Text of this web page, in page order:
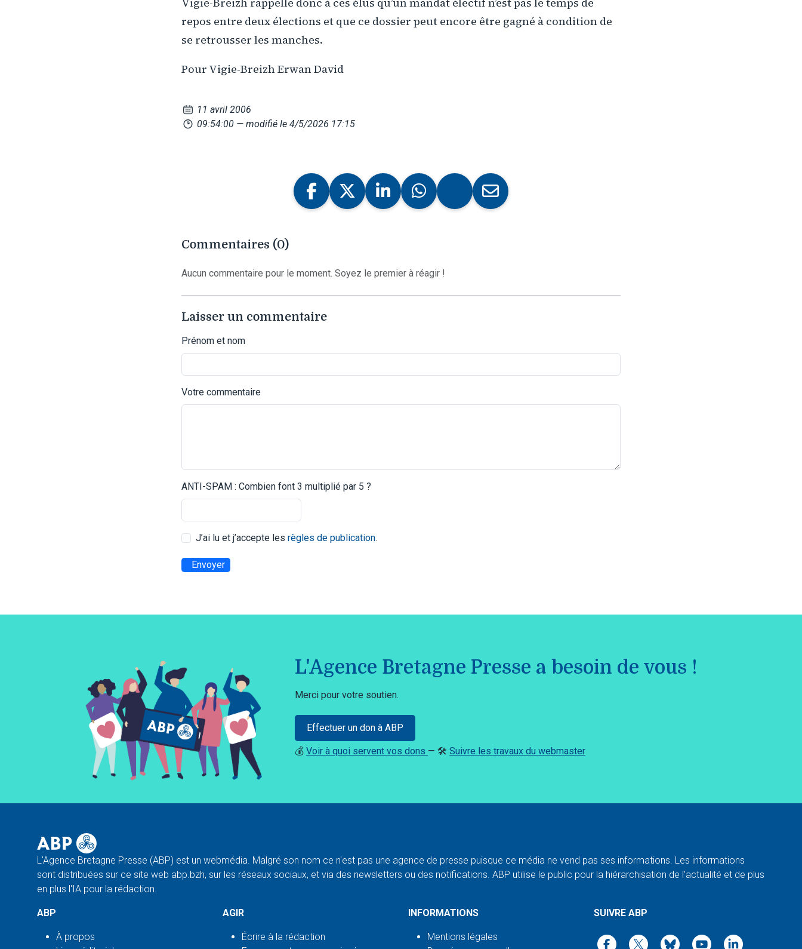
repos entre deux élections et que ce dossier peut encore être gagné à condition de
se retrousser les manches.
Pour Vigie-Breizh Erwan David
11 avril 2006
09:54:00 — modifié le 4/5/2026 17:15
Commentaires (0)
Aucun commentaire pour le moment. Soyez le premier à réagir !
Laisser un commentaire
Prénom et nom
Votre commentaire
ANTI-SPAM : Combien font 3 multiplié par 5 ?
J’ai lu et j’accepte les règles de publication.
Envoyer
L'Agence Bretagne Presse a besoin de vous !
Merci pour votre soutien.
Effectuer un don à ABP
💰 Voir à quoi servent vos dons — 🛠️ Suivre les travaux du webmaster
L'Agence Bretagne Presse (ABP) est un webmédia. Malgré son nom ce n'est pas une agence de presse puisque ce média ne vend pas ses informations. Les informations
sont distribuées sur ce site web abp.bzh, sur les réseaux sociaux, et via des newsletters ou des notifications. ABP utilise le public pour la hiérarchisation de l'actualité et de plus
en plus l'IA pour la rédaction.
ABP
À propos
AGIR
Écrire à la rédaction
INFORMATIONS
Mentions légales
SUIVRE ABP